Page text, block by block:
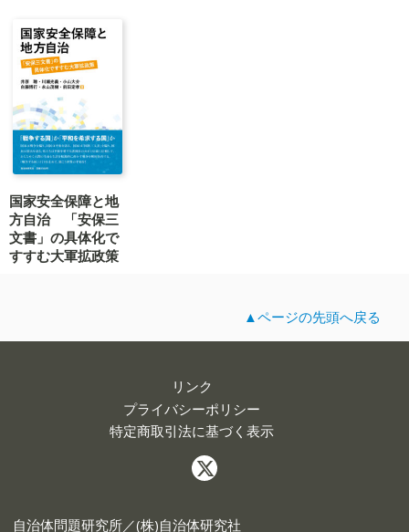
国家安全保障と地
方自治 「安保三
文書」の具体化で
すすむ大軍拡政策
▲ページの先頭へ戻る
リンク
プライバシーポリシー
特定商取引法に基づく表示
自治体問題研究所／(株)自治体研究社